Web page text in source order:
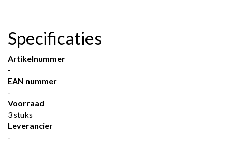
Specificaties
Artikelnummer
-
EAN nummer
-
Voorraad
3 stuks
Leverancier
-